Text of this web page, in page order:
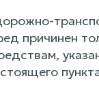
причинен